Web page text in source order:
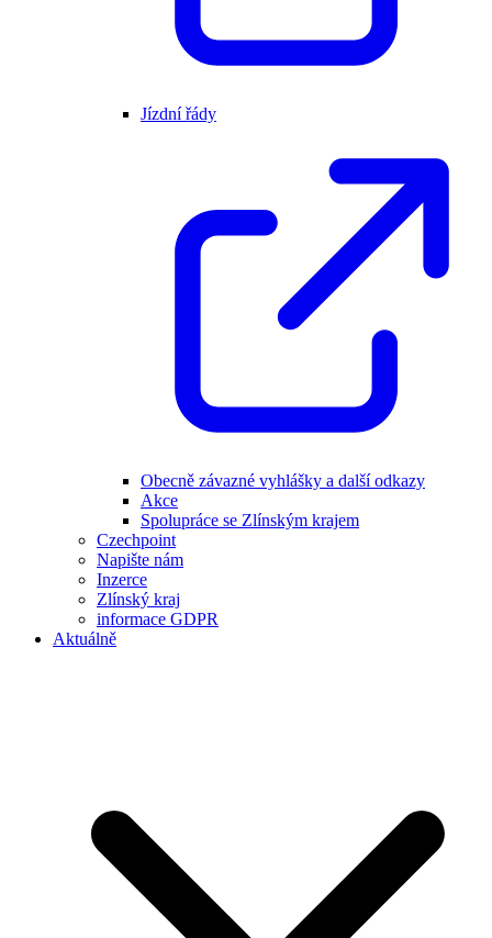
Jízdní řády
Obecně závazné vyhlášky a další odkazy
Akce
Spolupráce se Zlínským krajem
Czechpoint
Napište nám
Inzerce
Zlínský kraj
informace GDPR
Aktuálně